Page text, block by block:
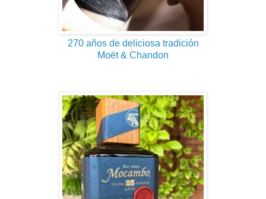
270 años de deliciosa tradición
Moët & Chandon